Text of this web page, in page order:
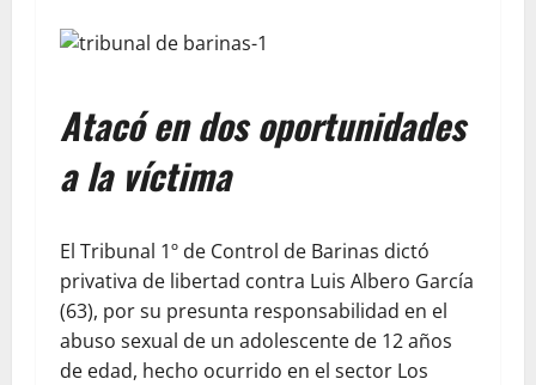
Atacó en dos oportunidades
a la víctima
El Tribunal 1º de Control de Barinas dictó
privativa de libertad contra Luis Albero García
(63), por su presunta responsabilidad en el
abuso sexual de un adolescente de 12 años
de edad, hecho ocurrido en el sector Los